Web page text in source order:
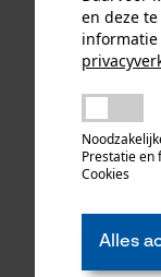
KOX
haaks 325", 1.6
aandrijfschakels,
en deze
Prestatie en
Cookies
Alles
Er is
hetdelen
mail